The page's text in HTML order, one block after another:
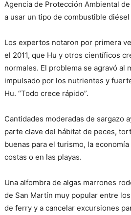
Agencia de Protección Ambiental
a usar un tipo de combustible
Los expertos notaron por primera
el 2011, que Hu y otros científicos
normales. El problema se agravó al
impulsado por los nutrientes y
Hu. “Todo crece rápido”.
Cantidades moderadas de sargazo
parte clave del hábitat de peces,
buenas para el turismo, la
costas o en las playas.
Una alfombra de algas marrones
de San Martín muy popular entre
de ferry y a cancelar excursiones